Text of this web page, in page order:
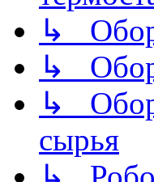
↳
↳
↳
сырья